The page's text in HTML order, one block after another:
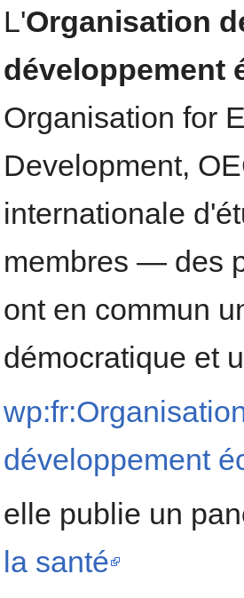
à
navigation
à
recherche
L'Organisation
développement
Organisation for
Development,
internationale
membres — des
ont en commun
démocratique et
développement
elle publie un
la santé